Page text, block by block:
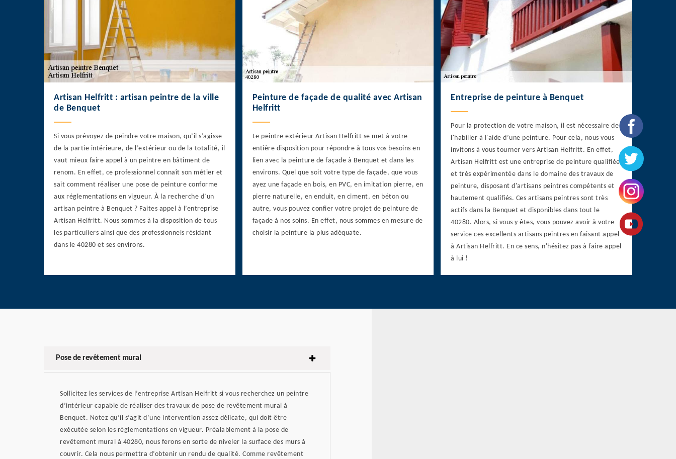
Artisan Helfritt : artisan peintre de la ville
de Benquet
Si vous prévoyez de peindre votre maison, qu’il s’agisse
de la partie intérieure, de l’extérieur ou de la totalité, il
vaut mieux faire appel à un peintre en bâtiment de
renom. En effet, ce professionnel connaît son métier et
sait comment réaliser une pose de peinture conforme
aux réglementations en vigueur. À la recherche d’un
artisan peintre à Benquet ? Faites appel à l’entreprise
Artisan Helfritt. Nous sommes à la disposition de tous
les particuliers ainsi que des professionnels résidant
dans le 40280 et ses environs.
Peinture de façade de qualité avec Artisan
Helfritt
Le peintre extérieur Artisan Helfritt se met à votre
entière disposition pour répondre à tous vos besoins en
lien avec la peinture de façade à Benquet et dans les
environs. Quel que soit votre type de façade, que vous
ayez une façade en bois, en PVC, en imitation pierre, en
pierre naturelle, en enduit, en ciment, en béton ou
autre, vous pouvez confier votre projet de peinture de
façade à nos soins. En effet, nous sommes en mesure de
choisir la peinture la plus adéquate.
Entreprise de peinture à Benquet
Pour la protection de votre maison, il est nécessaire de
l'habiller à l'aide d’une peinture. Pour cela, nous vous
invitons à vous tourner vers Artisan Helfritt. En effet,
Artisan Helfritt est une entreprise de peinture qualifiée
et très expérimentée dans le domaine des travaux de
peinture, disposant d'artisans peintres compétents et
hautement qualifiés. Ces artisans peintres sont très
actifs dans la Benquet et disponibles dans tout le
40280. Alors, si vous y êtes, vous pouvez avoir à votre
service ces excellents artisans peintres en faisant appel
à Artisan Helfritt. En ce sens, n'hésitez pas à faire appel
à lui !
Pose de revêtement mural
Sollicitez les services de l’entreprise Artisan Helfritt si vous recherchez un peintre
d’intérieur capable de réaliser des travaux de pose de revêtement mural à
Benquet. Notez qu’il s’agit d’une intervention assez délicate, qui doit être
exécutée selon les réglementations en vigueur. Préalablement à la pose de
revêtement mural à 40280, nous ferons en sorte de niveler la surface des murs à
couvrir. Cela nous permettra d’obtenir un rendu de qualité. Comme revêtement